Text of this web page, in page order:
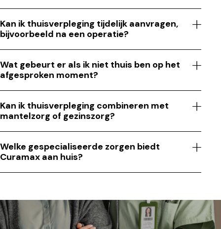
Kan ik thuisverpleging tijdelijk aanvragen,
bijvoorbeeld na een operatie?
Wat gebeurt er als ik niet thuis ben op het
afgesproken moment?
Kan ik thuisverpleging combineren met
mantelzorg of gezinszorg?
Welke gespecialiseerde zorgen biedt
Curamax aan huis?